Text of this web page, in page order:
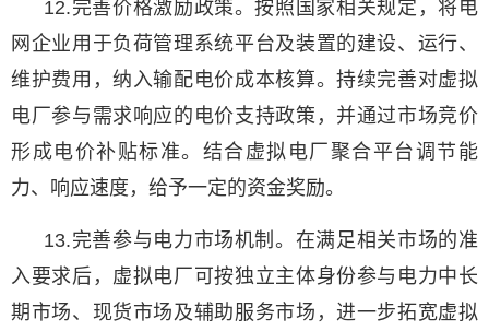
12.完善价格激励政策。按照国家相关规定，将电
网企业用于负荷管理系统平台及装置的建设、运行、
维护费用，纳入输配电价成本核算。持续完善对虚拟
电厂参与需求响应的电价支持政策，并通过市场竞价
形成电价补贴标准。结合虚拟电厂聚合平台调节能
力、响应速度，给予一定的资金奖励。
13.完善参与电力市场机制。在满足相关市场的准
入要求后，虚拟电厂可按独立主体身份参与电力中长
期市场、现货市场及辅助服务市场，进一步拓宽虚拟